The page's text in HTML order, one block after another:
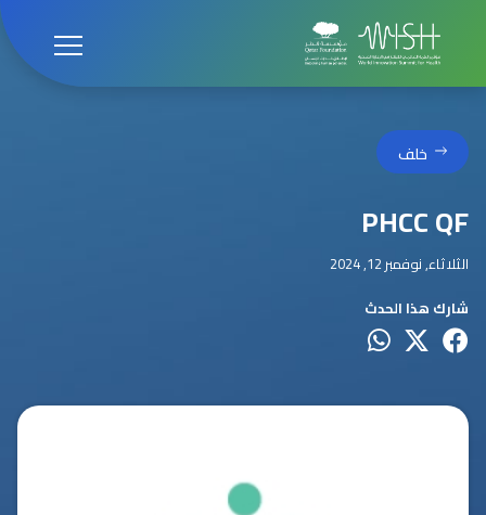
خلف
PHCC QF
الثلاثاء, نوفمبر 12, 2024
شارك هذا الحدث